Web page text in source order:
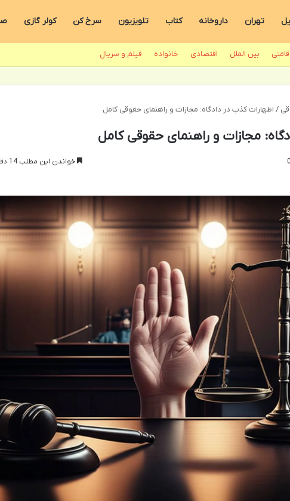
تهران داروخانه کتاب تلویزیون سرخ کن کولر گازی
بین الملل اقتصادی خانواده فیلم و سریال
/ اظهارات کذب در دادگاه: مجازات و راهنمای حقوقی کامل
مجازات و راهنمای حقوقی کامل
خواندن این مطلب 14 دقیقه زمان میبرد